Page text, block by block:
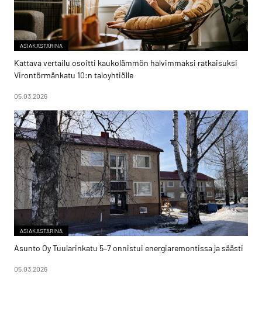
ASIAKASTARINA
Kattava vertailu osoitti kaukolämmön halvimmaksi ratkaisuksi
Virontörmänkatu 10:n taloyhtiölle
05.03.2026
ASIAKASTARINA
Asunto Oy Tuularinkatu 5–7 onnistui energiaremontissa ja säästi
05.03.2026